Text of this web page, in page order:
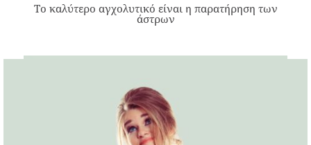
Το καλύτερο αγχολυτικό είναι η παρατήρηση των
άστρων